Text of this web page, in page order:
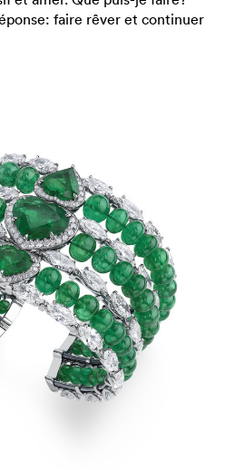
faire rêver et continuer